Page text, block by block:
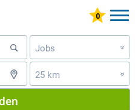
Jobs »
25 km »